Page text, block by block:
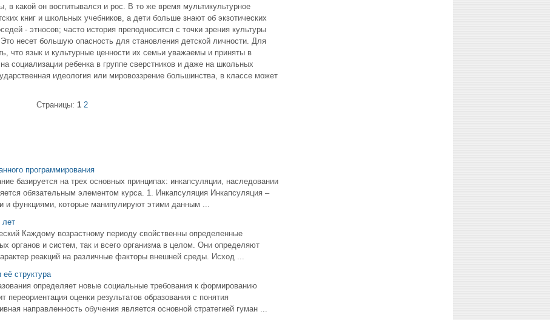
в какой он воспитывался и рос. В то же время мультикультурное
книг и школьных учебников, а дети больше знают об экзотических
- этносов; часто история преподносится с точки зрения культуры
несет большую опасность для становления детской личности. Для
что язык и культурные ценности их семьи уважаемы и приняты в
социализации ребенка в группе сверстников и даже на школьных
идеология или мировоззрение большинства, в классе может
Страницы: 1 2
программирования
базируется на трех основных принципах: инкапсуляции, наследовании
обязательным элементом курса. 1. Инкапсуляция Инкапсуляция –
и функциями, которые манипулируют этими данным ...
лет
Каждому возрастному периоду свойственны определенные
органов и систем, так и всего организма в целом. Они определяют
реакций на различные факторы внешней среды. Исход ...
структура
определяет новые социальные требования к формированию
оценки результатов образования с понятия
направленность обучения является основной стратегией гуман ...